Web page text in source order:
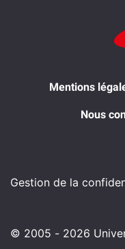
Mentions
Nous
Gestion de la
© 2005 - 2026